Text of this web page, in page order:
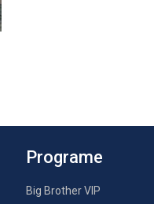
Programe
Big Brother VIP